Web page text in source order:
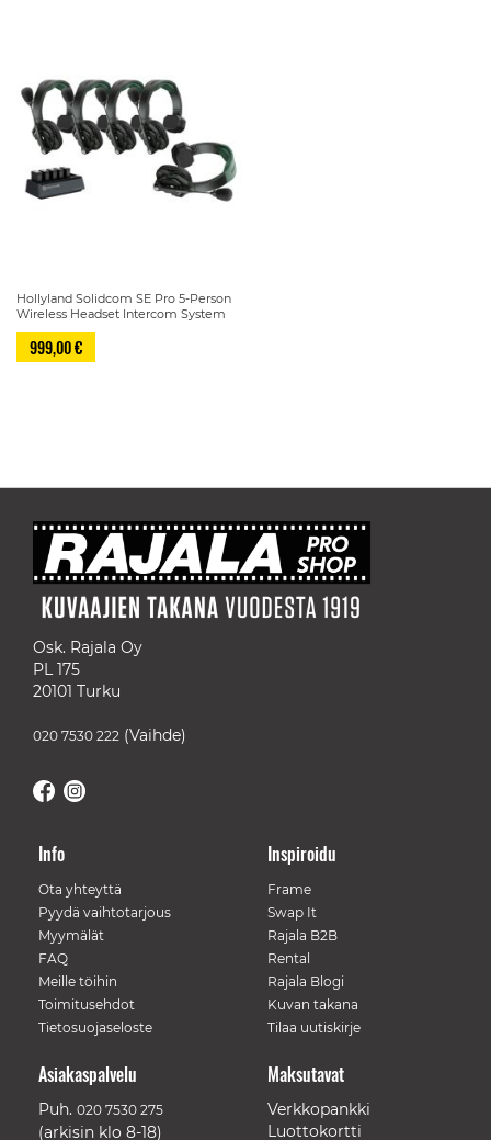
Hollyland Solidcom SE Pro 5-Person
Wireless Headset Intercom System
999,00 €
Osk. Rajala Oy
PL 175
20101 Turku
020 7530 222 (Vaihde)
Info
Ota yhteyttä
Pyydä vaihtotarjous
Myymälät
FAQ
Meille töihin
Toimitusehdot
Tietosuojaseloste
Inspiroidu
Frame
Swap It
Rajala B2B
Rental
Rajala Blogi
Kuvan takana
Tilaa uutiskirje
Maksutavat
Verkkopankki
Luottokortti
Asiakaspalvelu
Puh. 020 7530 275
(arkisin klo 8-18)